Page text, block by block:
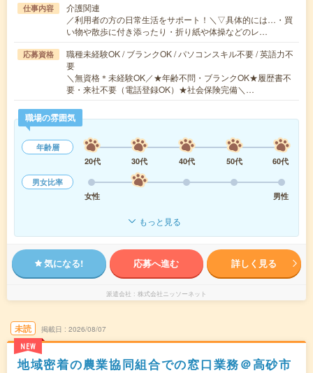
仕事内容
介護関連
／利用者の方の日常生活をサポート！＼▽具体的には…・買
い物や散歩に付き添ったり・折り紙や体操などのレ…
応募資格
職種未経験OK / ブランクOK / パソコンスキル不要 / 英語力不
要
＼無資格＊未経験OK／★年齢不問・ブランクOK★履歴書不
要・来社不要（電話登録OK）★社会保険完備＼…
職場の雰囲気
年齢層
20代
30代 40代 50代
60代
男女比率
女性
男性
もっと見る
気になる! 応募へ進む 詳しく見る
派遣会社 株式会社ニッソーネット
未読
NEW
掲載日 2026/08/07
地域密着の農業協同組合での窓口業務＠高砂市